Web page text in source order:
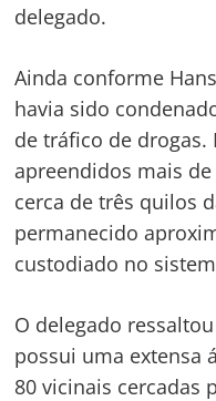
delegado.
Ainda conforme
havia sido
de tráfico de drogas.
apreendidos mais
cerca de três quilos
permanecido
custodiado no
O delegado
possui uma extensa
80 vicinais cercadas